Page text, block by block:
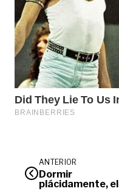
ANTERIOR
Dormir
plácidamente, el